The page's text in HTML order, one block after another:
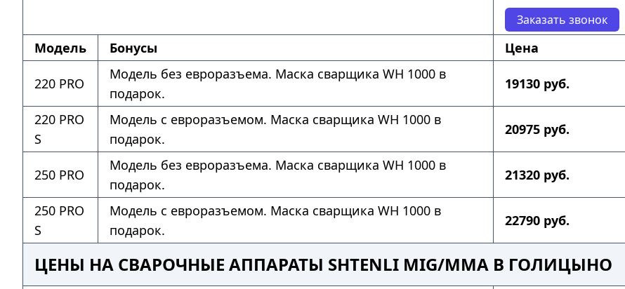
Заказать звонок
Модель Бонусы Цена
220 PRO
Модель без евроразъема. Маска сварщика WH 1000 в
подарок.
19130 руб.
220 PRO
S
Модель с евроразъемом. Маска сварщика WH 1000 в
подарок.
20975 руб.
250 PRO
Модель без евроразъема. Маска сварщика WH 1000 в
подарок.
21320 руб.
250 PRO
S
Модель с евроразъемом. Маска сварщика WH 1000 в
подарок.
22790 руб.
ЦЕНЫ НА СВАРОЧНЫЕ АППАРАТЫ SHTENLI MIG/MMA В ГОЛИЦЫНО